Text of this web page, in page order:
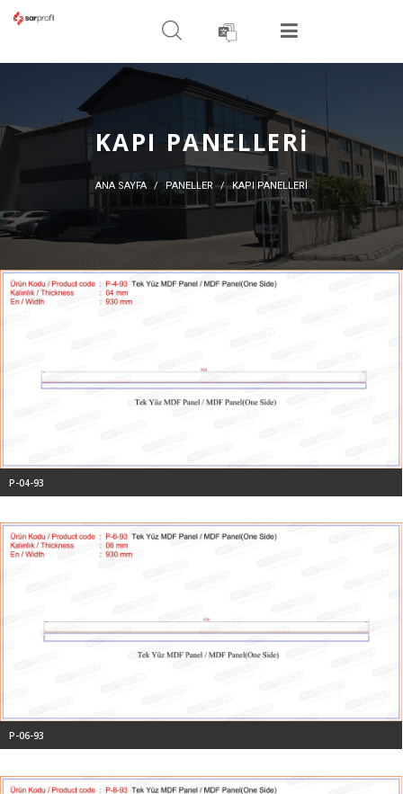
ARAMA YAPINMENÜ
KAPI PANELLERI
ANA SAYFA PANELLER KAPI PANELLERI
P-04-93
P-06-93